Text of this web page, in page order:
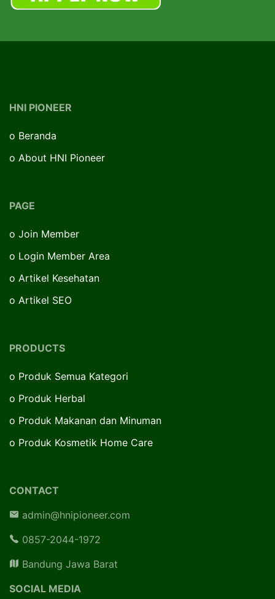
HNI PIONEER
o Beranda
o About HNI Pioneer
PAGE
o Join Member
o Login Member Area
o Artikel Kesehatan
o Artikel SEO
PRODUCTS
o Produk Semua Kategori
o Produk Herbal
o Produk Makanan dan Minuman
o Produk Kosmetik Home Care
CONTACT
admin@hnipioneer.com
0857-2044-1972
Bandung Jawa Barat
SOCIAL MEDIA